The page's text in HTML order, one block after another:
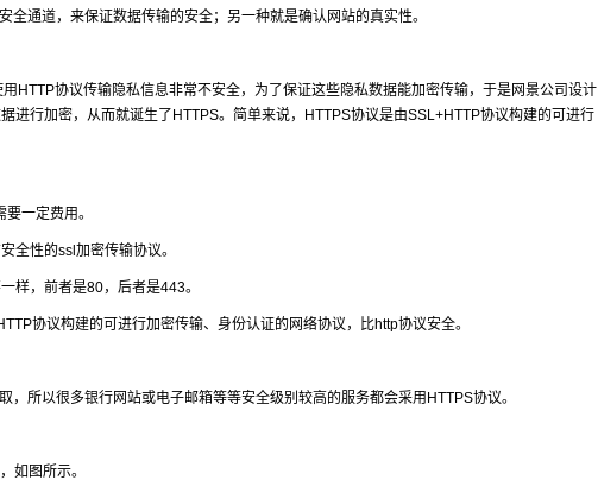
通道，来保证数据传输的安全；另一种就是确认网站的真实性。
协议传输隐私信息非常不安全，为了保证这些隐私数据能加密传输，于是网景公司设计
进行加密，从而就诞生了HTTPS。简单来说，HTTPS协议是由SSL+HTTP协议构建的可进行
一定费用。
性的ssl加密传输协议。
，前者是80，后者是443。
协议构建的可进行加密传输、身份认证的网络协议，比http协议安全。
所以很多银行网站或电子邮箱等等安全级别较高的服务都会采用HTTPS协议。
如图所示。